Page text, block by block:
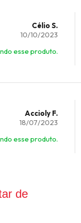
Célio S.
10/10/2023
esse produto.
Accioly F.
18/07/2023
esse produto.
de